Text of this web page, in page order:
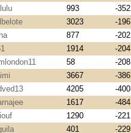
993 -352
3023 -196
877 -202
1914 -204
58 -208
3667 -386
4205 -400
1617 -484
1290 -221
401 -229